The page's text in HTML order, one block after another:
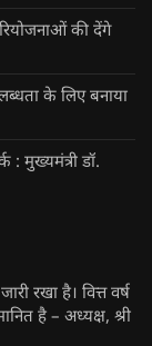
की देंगे
के लिए बनाया
: मुख्यमंत्री डॉ.
रखा है। वित्त वर्ष
है – अध्यक्ष, श्री